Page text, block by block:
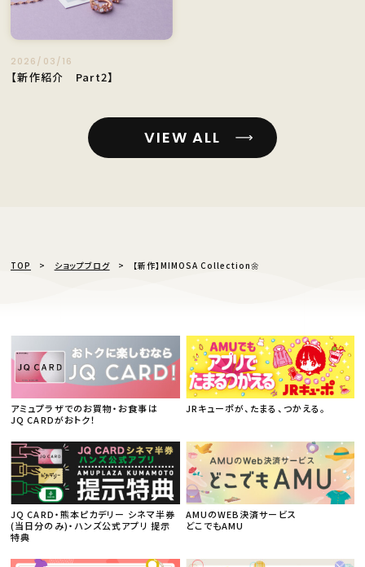
2026/03/16
【新作紹介 Part2】
VIEW ALL
TOP ショップブログ 【新作】MIMOSA Collection🌼
アミュプラザでのお買物・お食事は
JQ CARDがおトク！
JRキューポが、たまる、つかえる。
JQ CARD・熊本ピカデリー シネマ半券
(当日分のみ)・ハンズ公式アプリ 提示
特典
AMUのWEB決済サービス
どこでもAMU